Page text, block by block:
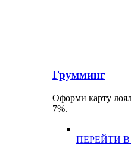
Грумминг
Оформи карту
7%.
+
ПЕРЕЙТИ В